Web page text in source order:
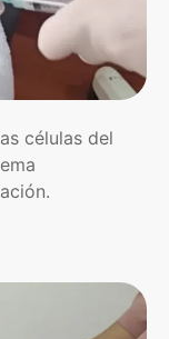
células del